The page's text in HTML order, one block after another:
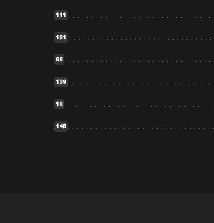
111
181
68
139
18
148